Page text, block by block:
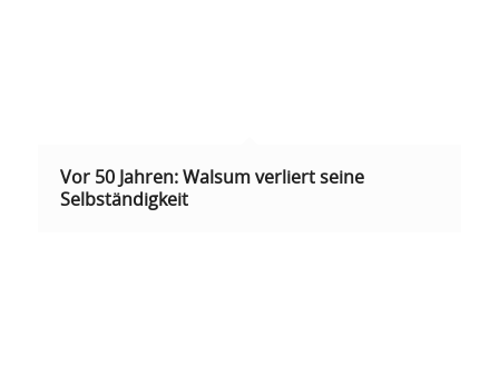
Vor 50 Jahren: Walsum verliert seine
Selbständigkeit